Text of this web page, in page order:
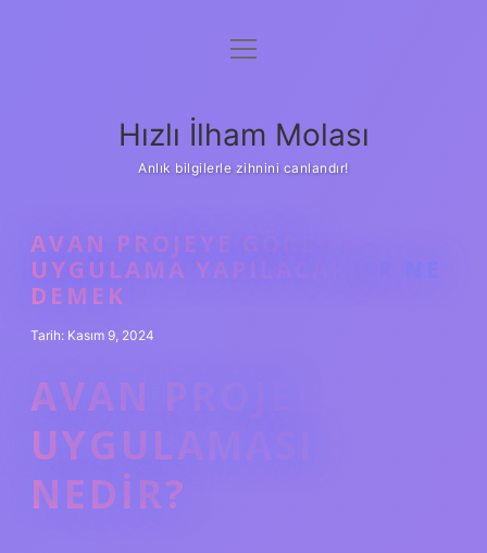
Anasayfa
Yasal Uyarı
menüyü
Hızlı İlham Molası
Anlık bilgilerle zihnini canlandır!
AVAN PROJEYE GÖRE
UYGULAMA YAPILACAKTIR NE
DEMEK
Tarih: Kasım 9, 2024
AVAN PROJE
UYGULAMASI
NEDIR?